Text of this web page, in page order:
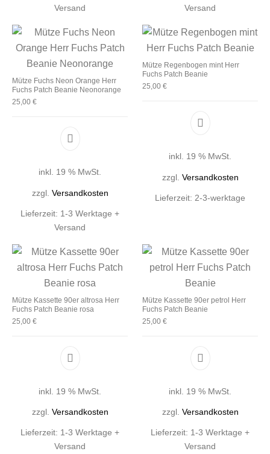
Versand
Versand
Mütze Fuchs Neon Orange Herr
Fuchs Patch Beanie Neonorange
25,00 €
inkl. 19 % MwSt.
zzgl. Versandkosten
Lieferzeit: 1-3 Werktage +
Versand
Mütze Regenbogen mint Herr
Fuchs Patch Beanie
25,00 €
inkl. 19 % MwSt.
zzgl. Versandkosten
Lieferzeit: 2-3-werktage
Mütze Kassette 90er altrosa Herr
Fuchs Patch Beanie rosa
25,00 €
inkl. 19 % MwSt.
zzgl. Versandkosten
Lieferzeit: 1-3 Werktage +
Versand
Mütze Kassette 90er petrol Herr
Fuchs Patch Beanie
25,00 €
inkl. 19 % MwSt.
zzgl. Versandkosten
Lieferzeit: 1-3 Werktage +
Versand